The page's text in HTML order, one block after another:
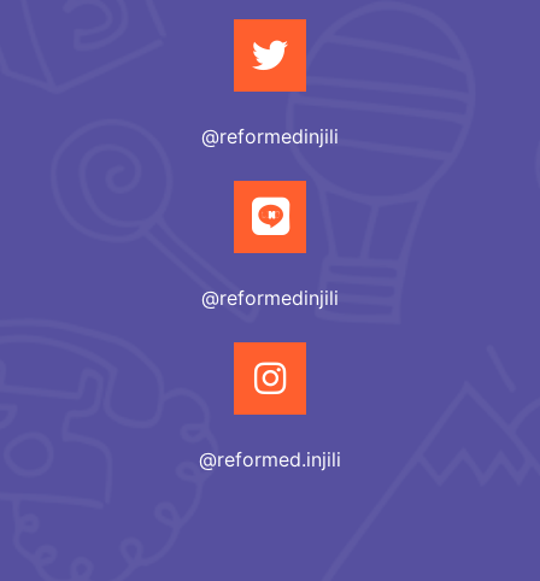
@reformedinjili
@reformedinjili
@reformed.injili